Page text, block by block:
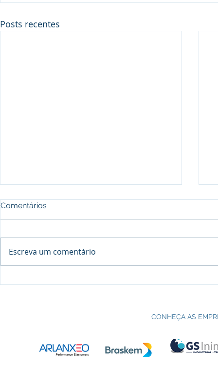
Posts recentes
Comentários
Escreva um comentário
CONHEÇA AS